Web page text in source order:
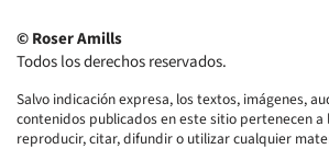
© Roser Amills
Todos los derechos reservados.
Salvo indicación expresa, los textos, imágenes,
contenidos publicados en este sitio pertenecen a
reproducir, citar, difundir o utilizar cualquier